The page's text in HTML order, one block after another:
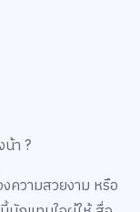
า ?
ความสวยงาม หรือ
มักแทนใจผู้ให้ สื่อ